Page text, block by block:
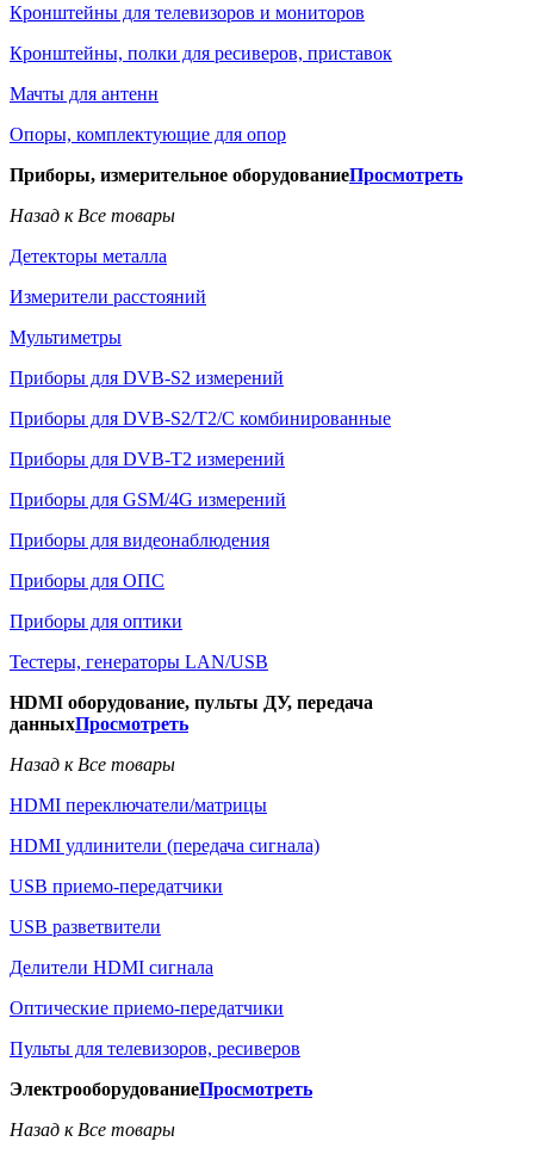
Кронштейны для телевизоров и мониторов
Кронштейны, полки для ресиверов, приставок
Мачты для антенн
Опоры, комплектующие для опор
Приборы, измерительное оборудованиеПросмотреть
Назад к Все товары
Детекторы металла
Измерители расстояний
Мультиметры
Приборы для DVB-S2 измерений
Приборы для DVB-S2/T2/C комбинированные
Приборы для DVB-T2 измерений
Приборы для GSM/4G измерений
Приборы для видеонаблюдения
Приборы для ОПС
Приборы для оптики
Тестеры, генераторы LAN/USB
HDMI оборудование, пульты ДУ, передача
данныхПросмотреть
Назад к Все товары
HDMI переключатели/матрицы
HDMI удлинители (передача сигнала)
USB приемо-передатчики
USB разветвители
Делители HDMI сигнала
Оптические приемо-передатчики
Пульты для телевизоров, ресиверов
ЭлектрооборудованиеПросмотреть
Назад к Все товары